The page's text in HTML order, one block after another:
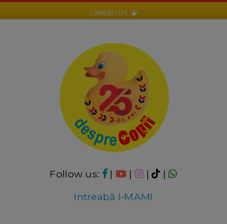
COMUNITATE
Follow us: | | |
|
Intreabă I-MAMI